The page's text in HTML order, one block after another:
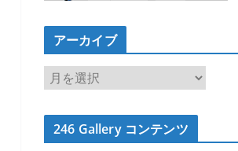
アーカイブ
ア
ー
カ
イ246 Gallery コンテンツ